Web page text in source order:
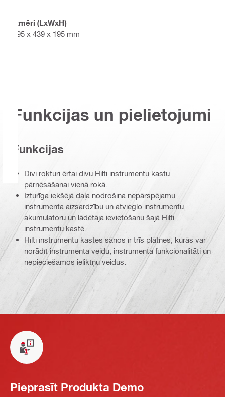
Izmēri (LxWxH)
795 x 439 x 195 mm
Funkcijas un pielietojumi
Funkcijas
Divi rokturi ērtai divu Hilti instrumentu kastu
pārnēsāšanai vienā rokā.
Izturīga iekšējā daļa nodrošina nepārspējamu
instrumenta aizsardzību un atvieglo instrumentu,
akumulatoru un lādētāja ievietošanu šajā Hilti
instrumentu kastē.
Hilti instrumentu kastes sānos ir trīs plātnes, kurās var
norādīt instrumenta veidu, instrumenta funkcionalitāti un
nepieciešamos ieliktņu veidus.
Pieprasīt Produkta Demo